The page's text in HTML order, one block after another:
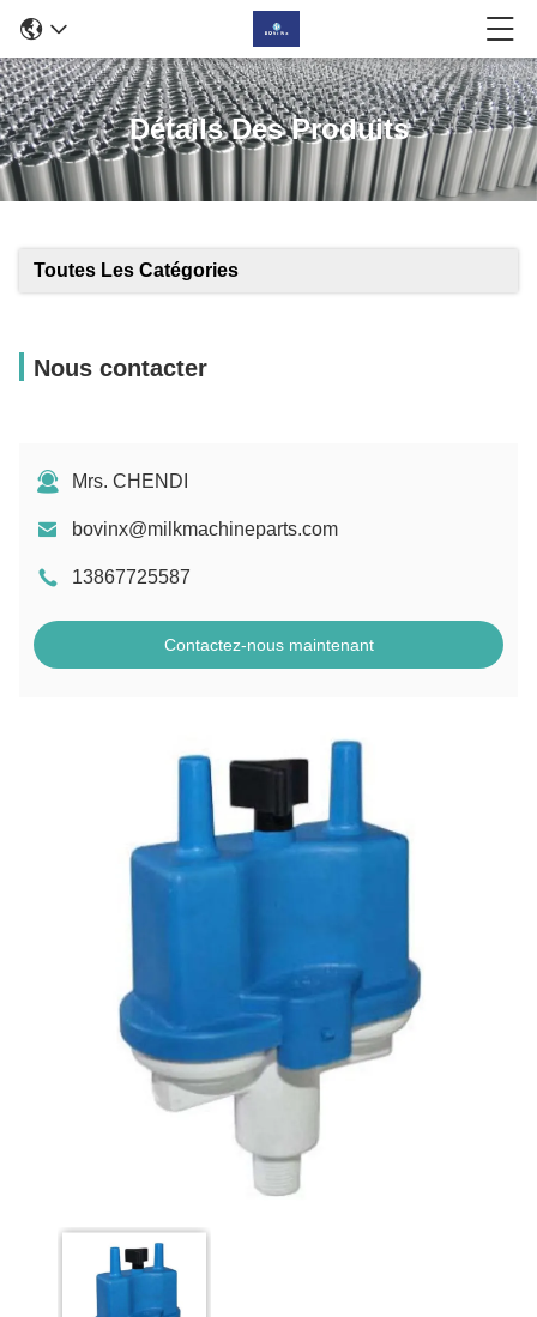
Détails Des Produits
Toutes Les Catégories
Nous contacter
Mrs. CHENDI
bovinx@milkmachineparts.com
13867725587
Contactez-nous maintenant